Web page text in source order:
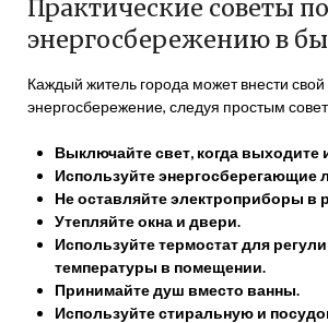
Практические советы по
энергосбережению в
Каждый житель города может внести свой
энергосбережение, следуя простым
Выключайте свет, когда выходите
Используйте энергосберегающие
Не оставляйте электроприборы в
Утепляйте окна и двери.
Используйте термостат для
температуры в помещении.
Принимайте душ вместо ванны.
Используйте стиральную и